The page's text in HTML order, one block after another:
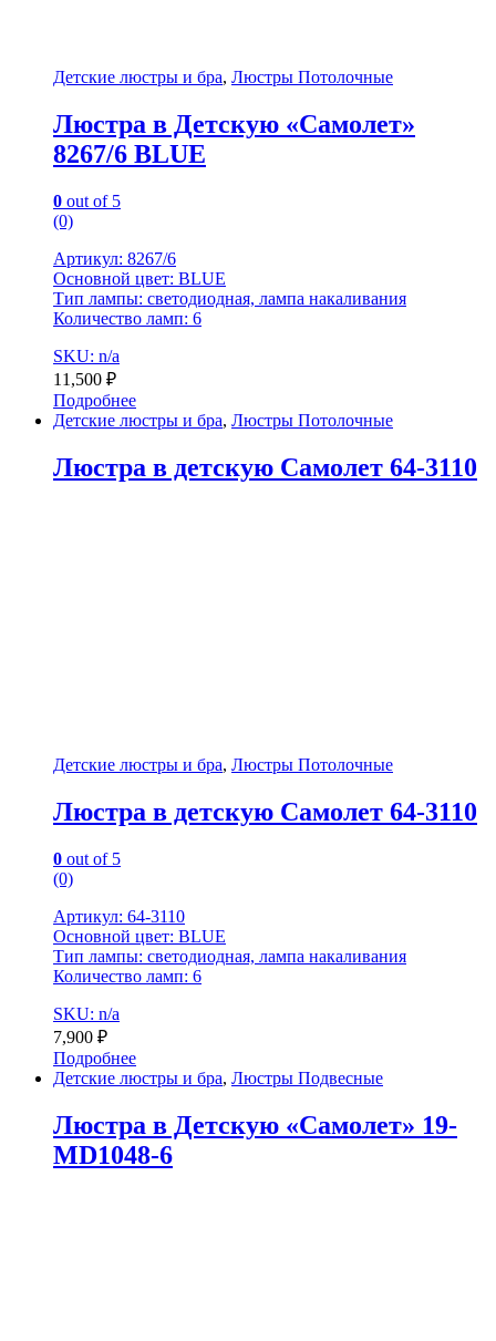
Детские люстры и бра, Люстры Потолочные
Люстра в Детскую «Самолет»
8267/6 BLUE
0 out of 5
(0)
Артикул: 8267/6
Основной цвет: BLUE
Тип лампы: светодиодная, лампа накаливания
Количество ламп: 6
SKU: n/a
11,500 ₽
Подробнее
Детские люстры и бра, Люстры Потолочные
Люстра в детскую Самолет 64-3110
Детские люстры и бра, Люстры Потолочные
Люстра в детскую Самолет 64-3110
0 out of 5
(0)
Артикул: 64-3110
Основной цвет: BLUE
Тип лампы: светодиодная, лампа накаливания
Количество ламп: 6
SKU: n/a
7,900 ₽
Подробнее
Детские люстры и бра, Люстры Подвесные
Люстра в Детскую «Самолет» 19-
MD1048-6